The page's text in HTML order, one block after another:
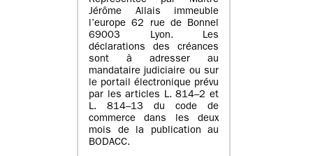
Jérôme Allais immeuble
l’europe 62 rue de Bonnel
69003 Lyon. Les
déclarations des créances
sont à adresser au
mandataire judiciaire ou sur
le portail électronique prévu
par les articles L. 814–2 et
L. 814–13 du code de
commerce dans les deux
mois de la publication au
BODACC.